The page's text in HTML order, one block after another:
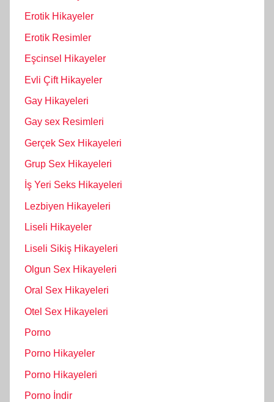
Erotik Hikayeler
Erotik Resimler
Eşcinsel Hikayeler
Evli Çift Hikayeler
Gay Hikayeleri
Gay sex Resimleri
Gerçek Sex Hikayeleri
Grup Sex Hikayeleri
İş Yeri Seks Hikayeleri
Lezbiyen Hikayeleri
Liseli Hikayeler
Liseli Sikiş Hikayeleri
Olgun Sex Hikayeleri
Oral Sex Hikayeleri
Otel Sex Hikayeleri
Porno
Porno Hikayeler
Porno Hikayeleri
Porno İndir